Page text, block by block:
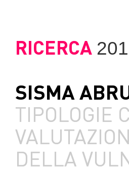
RICERCA
SISMA
TIPOLOGIE
DELLA